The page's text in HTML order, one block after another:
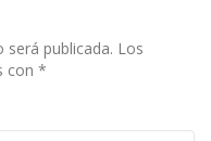
publicada. Los
con *